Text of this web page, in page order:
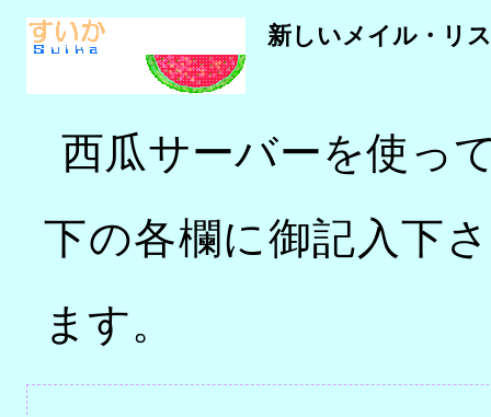
新しいメイル・リ
西瓜サーバーを使っ
下の各欄に御記入下
ます。